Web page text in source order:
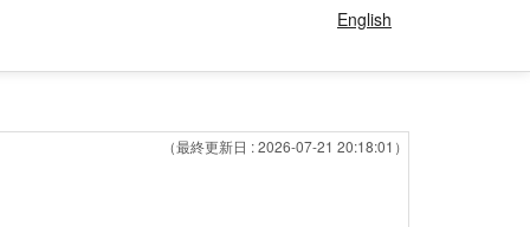
English
（最終更新日 : 2026-07-21 20:18:01）